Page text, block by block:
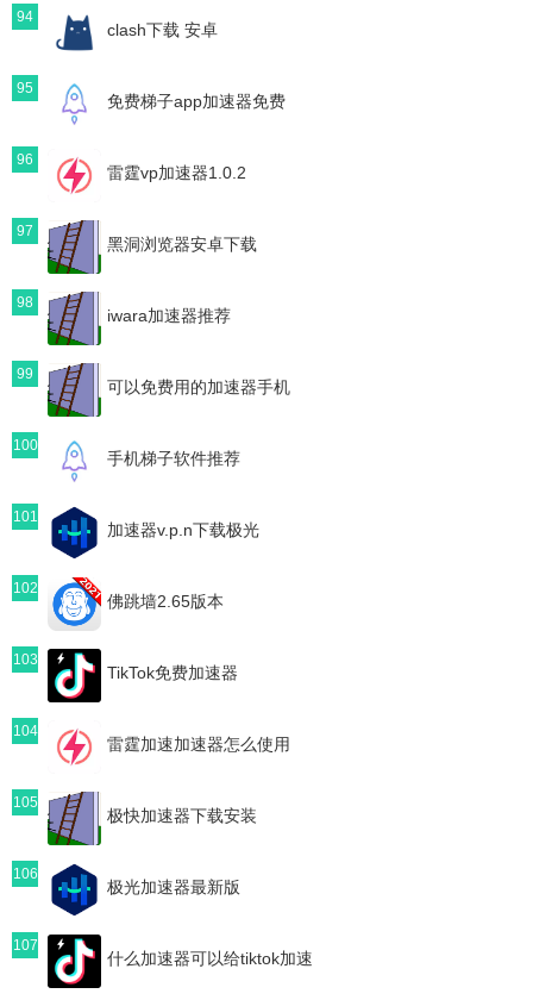
94
clash下载 安卓
95
免费梯子app加速器免费
96
雷霆vp加速器1.0.2
97
黑洞浏览器安卓下载
98
iwara加速器推荐
99
可以免费用的加速器手机
100
手机梯子软件推荐
101
加速器v.p.n下载极光
102
佛跳墙2.65版本
103
TikTok免费加速器
104
雷霆加速加速器怎么使用
105
极快加速器下载安装
106
极光加速器最新版
107
什么加速器可以给tiktok加速